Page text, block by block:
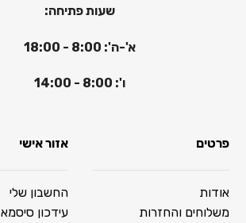
שעות פתיחה:
א'-ה': 8:00 - 18:00
ו': 8:00 - 14:00
פרטים
אודות
משלוחים והחזרות
אזור אישי
החשבון שלי
עידכון סיסמא